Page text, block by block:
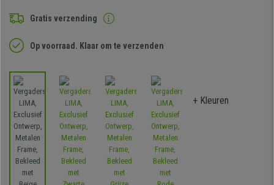
Gratis verzending
Op voorraad. Klaar om te verzenden
+ Kleuren